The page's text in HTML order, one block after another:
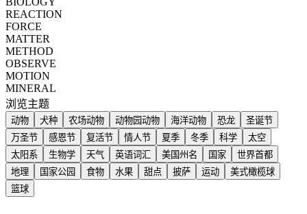
REACTION
FORCE
MATTER
METHOD
OBSERVE
MOTION
MINERAL
浏览主题
动物 犬种 农场动物 动物园动物 海洋动物 恐龙
圣诞节
万圣节
感恩节 复活节 情人节 夏季 冬季 科学
太空
太阳系
生物学 天气 英语词汇 美国州名 国家
世界首都
地理
国家公园 食物 水果 甜点 披萨 运动
美式橄榄球
篮球